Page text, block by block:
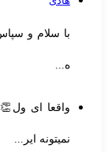
با سلام و
ه...
واقعا ای
نمیتونه ایر...